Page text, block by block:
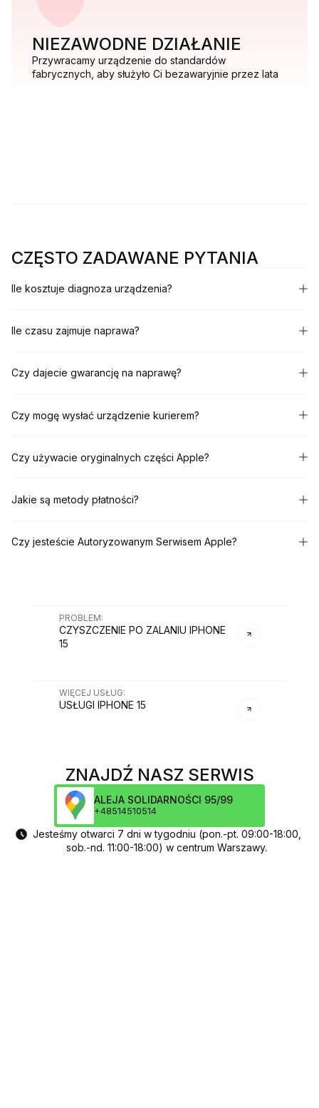
NIEZAWODNE DZIAŁANIE
Przywracamy urządzenie do standardów
fabrycznych, aby służyło Ci bezawaryjnie przez lata
CZĘSTO ZADAWANE PYTANIA
Ile kosztuje diagnoza urządzenia?
Ile czasu zajmuje naprawa?
Czy dajecie gwarancję na naprawę?
Czy mogę wysłać urządzenie kurierem?
Czy używacie oryginalnych części Apple?
Jakie są metody płatności?
Czy jesteście Autoryzowanym Serwisem Apple?
PROBLEM:
CZYSZCZENIE PO ZALANIU IPHONE
15
WIĘCEJ USŁUG:
USŁUGI IPHONE 15
ZNAJDŹ NASZ SERWIS
ALEJA SOLIDARNOŚCI 95/99
+48514510514
Jesteśmy otwarci 7 dni w tygodniu (pon.-pt. 09:00-18:00,
sob.-nd. 11:00-18:00) w centrum Warszawy.